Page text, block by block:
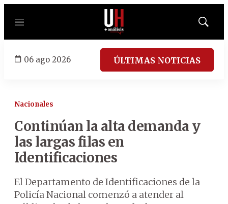
Menú
Mostrar
06 ago 2026 ÚLTIMAS NOTICIAS
Nacionales
Continúan la alta demanda y
las largas filas en
Identificaciones
El Departamento de Identificaciones de la
Policía Nacional comenzó a atender al